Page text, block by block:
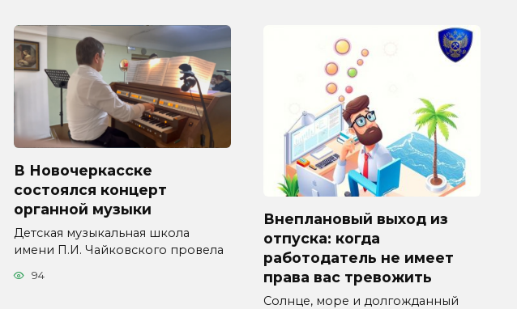
В Новочеркасске
состоялся концерт
органной музыки
Детская музыкальная школа
имени П.И. Чайковского провела
94
Внеплановый выход из
отпуска: когда
работодатель не имеет
права вас тревожить
Солнце, море и долгожданный